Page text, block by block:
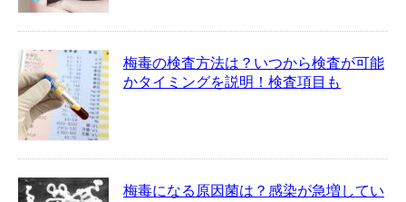
梅毒の検査方法は？いつから検査が可能
かタイミングを説明！検査項目も
梅毒になる原因菌は？感染が急増してい